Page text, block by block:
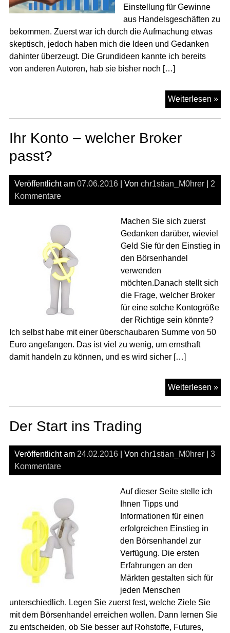
Einstellung für Gewinne
aus Handelsgeschäften zu
bekommen. Zuerst war ich durch die Aufmachung etwas
skeptisch, jedoch haben mich die Ideen und Gedanken
dahinter überzeugt. Die Grundideen kannte ich bereits
von anderen Autoren, hab sie bisher noch […]
Weiterlesen »
Ihr Konto – welcher Broker
passt?
Veröffentlicht am 07.06.2016| Von chr1stian_M0hrer| 2
Kommentare
Machen Sie sich zuerst
Gedanken darüber, wieviel
Geld Sie für den Einstieg in
den Börsenhandel
verwenden
möchten.Danach stellt sich
die Frage, welcher Broker
für eine solche Kontogröße
der Richtige sein könnte?
Ich selbst habe mit einer überschaubaren Summe von 50
Euro angefangen. Das ist viel zu wenig, um ernsthaft
damit handeln zu können, und es wird sicher […]
Weiterlesen »Ihr
Der Start ins Trading
Veröffentlicht am 24.02.2016| Von chr1stian_M0hrer| 3
Kommentare
Auf dieser Seite stelle ich
Ihnen Tipps und
Informationen für einen
erfolgreichen Einstieg in
den Börsenhandel zur
Verfügung. Die ersten
Erfahrungen an den
Märkten gestalten sich für
jeden Menschen
unterschiedlich. Legen Sie zuerst fest, welche Ziele Sie
mit dem Börsenhandel erreichen wollen. Dann lernen Sie
zu entscheiden, ob Sie besser auf Rohstoffe, Futures,